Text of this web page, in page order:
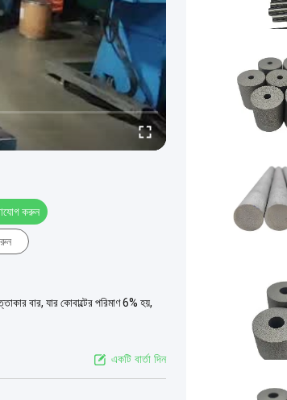
করুন
বার, যার কোবাল্টের পরিমাণ 6% হয়,
একটি বার্তা দিন